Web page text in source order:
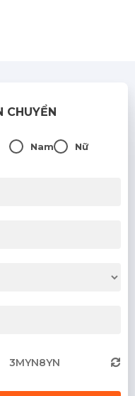
CHUYỂN
Nam Nữ
3MYN8YN